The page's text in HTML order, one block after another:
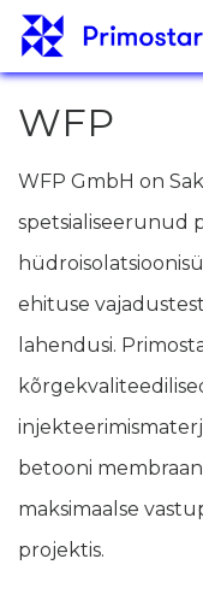
Skip to Content
WFP
WFP GmbH on
spetsialiseerunud
ehituse
lahendusi.
betooni
maksimaalse
projektis. ​